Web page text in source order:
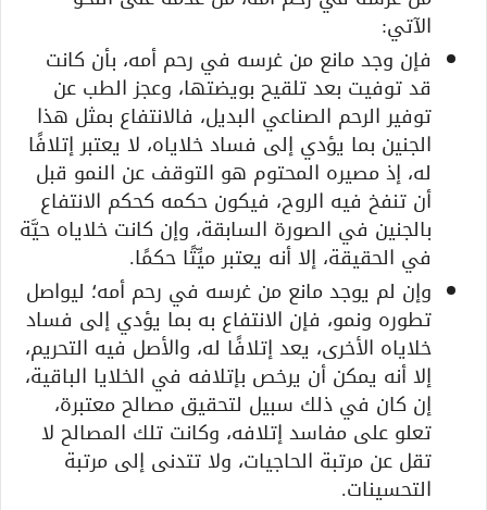
الآتي:
فإن وجد مانع من غرسه في رحم أمه، بأن كانت
قد توفيت بعد تلقيح بويضتها، وعجز الطب عن
توفير الرحم الصناعي البديل، فالانتفاع بمثل هذا
الجنين بما يؤدي إلى فساد خلاياه، لا يعتبر إتلافًا
له، إذ مصيره المحتوم هو التوقف عن النمو قبل
أن تنفخ فيه الروح، فيكون حكمه كحكم الانتفاع
بالجنين في الصورة السابقة، وإن كانت خلاياه حيَّة
في الحقيقة، إلا أنه يعتبر ميِّتًا حكمًا.
وإن لم يوجد مانع من غرسه في رحم أمه؛ ليواصل
تطوره ونمو، فإن الانتفاع به بما يؤدي إلى فساد
خلاياه الأخرى، يعد إتلافًا له، والأصل فيه التحريم،
إلا أنه يمكن أن يرخص بإتلافه في الخلايا الباقية،
إن كان في ذلك سبيل لتحقيق مصالح معتبرة،
تعلو على مفاسد إتلافه، وكانت تلك المصالح لا
تقل عن مرتبة الحاجيات، ولا تتدنى إلى مرتبة
التحسينات.